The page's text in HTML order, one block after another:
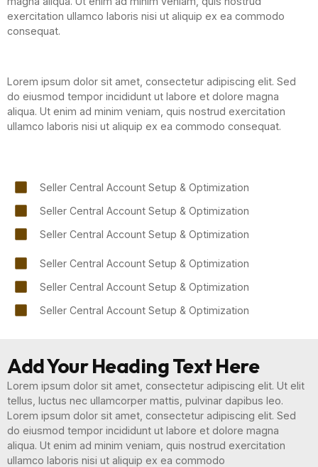
exercitation ullamco laboris nisi ut aliquip ex ea commodo
consequat.
Lorem ipsum dolor sit amet, consectetur adipiscing elit. Sed
do eiusmod tempor incididunt ut labore et dolore magna
aliqua. Ut enim ad minim veniam, quis nostrud exercitation
ullamco laboris nisi ut aliquip ex ea commodo consequat.
Seller Central Account Setup & Optimization
Seller Central Account Setup & Optimization
Seller Central Account Setup & Optimization
Seller Central Account Setup & Optimization
Seller Central Account Setup & Optimization
Seller Central Account Setup & Optimization
Add Your Heading Text Here
Lorem ipsum dolor sit amet, consectetur adipiscing elit. Ut elit
tellus, luctus nec ullamcorper mattis, pulvinar dapibus leo.
Lorem ipsum dolor sit amet, consectetur adipiscing elit. Sed
do eiusmod tempor incididunt ut labore et dolore magna
aliqua. Ut enim ad minim veniam, quis nostrud exercitation
ullamco laboris nisi ut aliquip ex ea commodo